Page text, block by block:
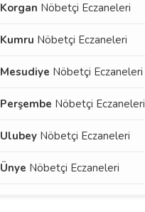
Korgan Nöbetçi Eczaneleri
Kumru Nöbetçi Eczaneleri
Mesudiye Nöbetçi Eczaneleri
Perşembe Nöbetçi Eczaneleri
Ulubey Nöbetçi Eczaneleri
Ünye Nöbetçi Eczaneleri